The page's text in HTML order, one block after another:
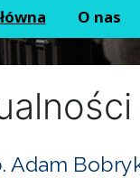
O nas
Adam